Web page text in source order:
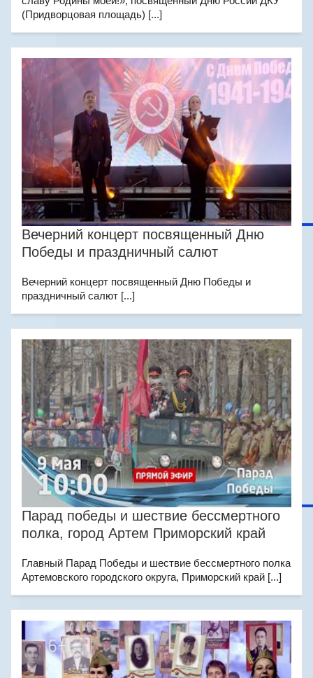
(Придворцовая площадь) [...]
Вечерний концерт посвященный Дню
Победы и праздничный салют
Вечерний концерт посвященный Дню Победы и
праздничный салют [...]
Парад победы и шествие бессмертного
полка, город Артем Приморский край
Главный Парад Победы и шествие бессмертного полка
Артемовского городского округа, Приморский край [...]